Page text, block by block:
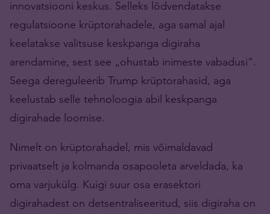
innovatsiooni keskus. Selleks lõdvendatakse
regulatsioone krüptorahadele, aga samal ajal
keelatakse valitsuse keskpanga digiraha
arendamine, sest see „ohustab inimeste vabadusi“.
Seega dereguleerib Trump krüptorahasid, aga
keelustab selle tehnoloogia abil keskpanga
digirahade loomise.
Nimelt on krüptorahadel, mis võimaldavad
privaatselt ja kolmanda osapooleta arveldada, ka
oma varjukülg. Kuigi suur osa erasektori
digirahadest on detsentraliseeritud, siis digiraha on